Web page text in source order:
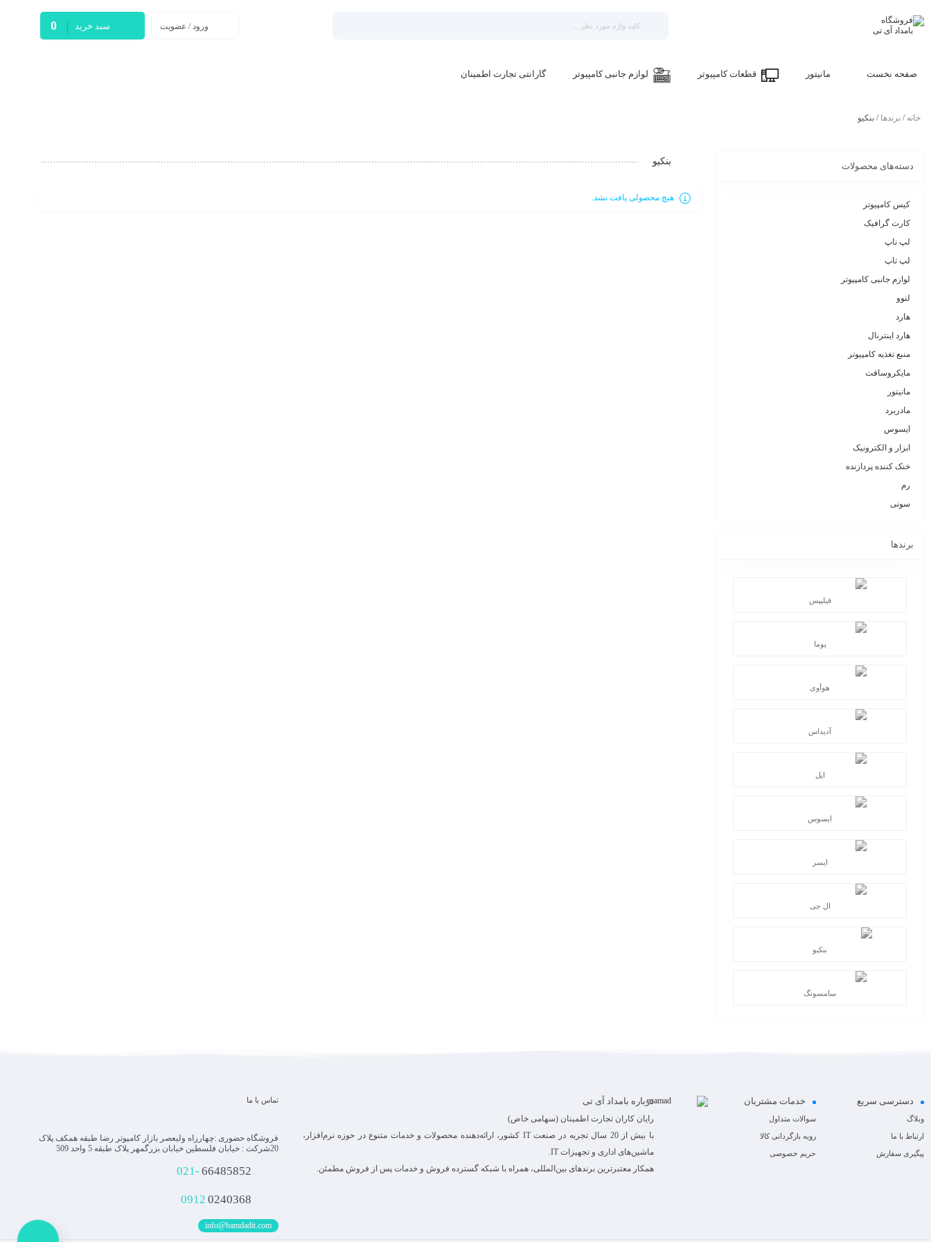
ورود / عضویت سبد خرید 0
صفحه نخست مانیتور قطعات کامپیوتر لوازم جانبی کامپیوتر گارانتی تجارت اطمینان
خانه / برندها / بنکیو
دسته‌های محصولات
کیس کامپیوتر
کارت گرافیک
لپ ناپ
لپ تاپ
لوازم جانبی کامپیوتر
لنوو
هارد
هارد اینترنال
منبع تغذیه کامپیوتر
مایکروسافت
مانیتور
مادربرد
ایسوس
ابزار و الکترونیک
خنک کننده پردازنده
رم
سونی
برندها
فیلیپس
پوما
هوآوی
آدیداس
اپل
ایسوس
ایسر
ال جی
بنکیو
سامسونگ
بنکیو
هیچ محصولی یافت نشد.
دسترسی سریع
وبلاگ
ارتباط با ما
پیگیری سفارش
خدمات مشتریان
سوالات متداول
رویه بازگردانی کالا
حریم خصوصی
درباره بامداد آی تی
رایان کاران تجارت اطمینان (سهامی خاص)
با بیش از 20 سال تجربه در صنعت IT کشور، ارائه‌دهنده محصولات و خدمات متنوع در حوزه نرم‌افزار،
ماشین‌های اداری و تجهیزات IT.
همکار معتبرترین برندهای بین‌المللی، همراه با شبکه گسترده فروش و خدمات پس از فروش مطمئن.
تماس با ما
فروشگاه حضوری :چهارراه ولیعصر بازار کامپوتر رضا طبقه همکف پلاک
20شرکت : خیابان فلسطین خیابان بزرگمهر پلاک طبقه 5 واحد 509
021- 66485852
0912 0240368
info@bamdadit.com